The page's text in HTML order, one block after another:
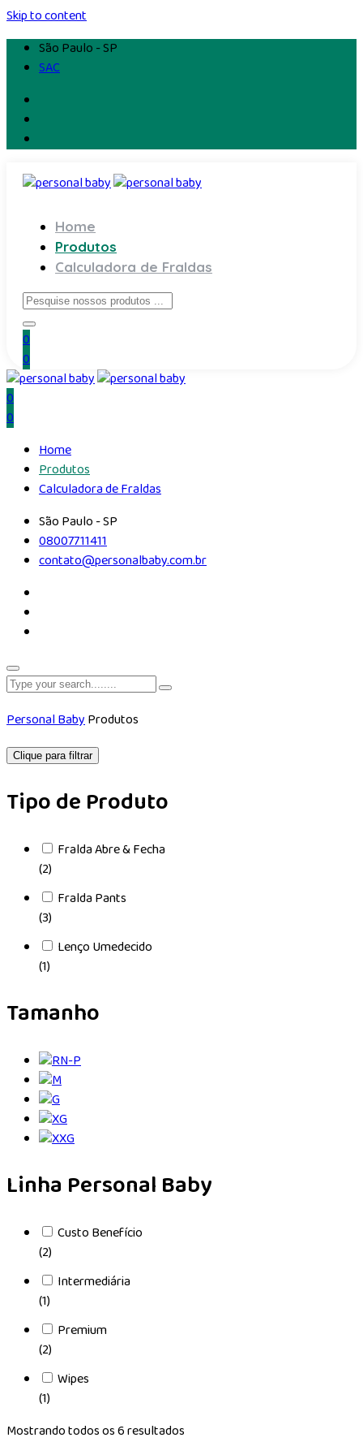
Skip to content
São Paulo - SP
SAC
Home
Produtos
Calculadora de Fraldas
0
0
0
0
Home
Produtos
Calculadora de Fraldas
São Paulo - SP
08007711411
contato@personalbaby.com.br
Personal BabyProdutos
Clique para filtrar
Tipo de Produto
Fralda Abre & Fecha
(2)
Fralda Pants
(3)
Lenço Umedecido
(1)
Tamanho
Linha Personal Baby
Custo Benefício
(2)
Intermediária
(1)
Premium
(2)
Wipes
(1)
Mostrando todos os 6 resultados